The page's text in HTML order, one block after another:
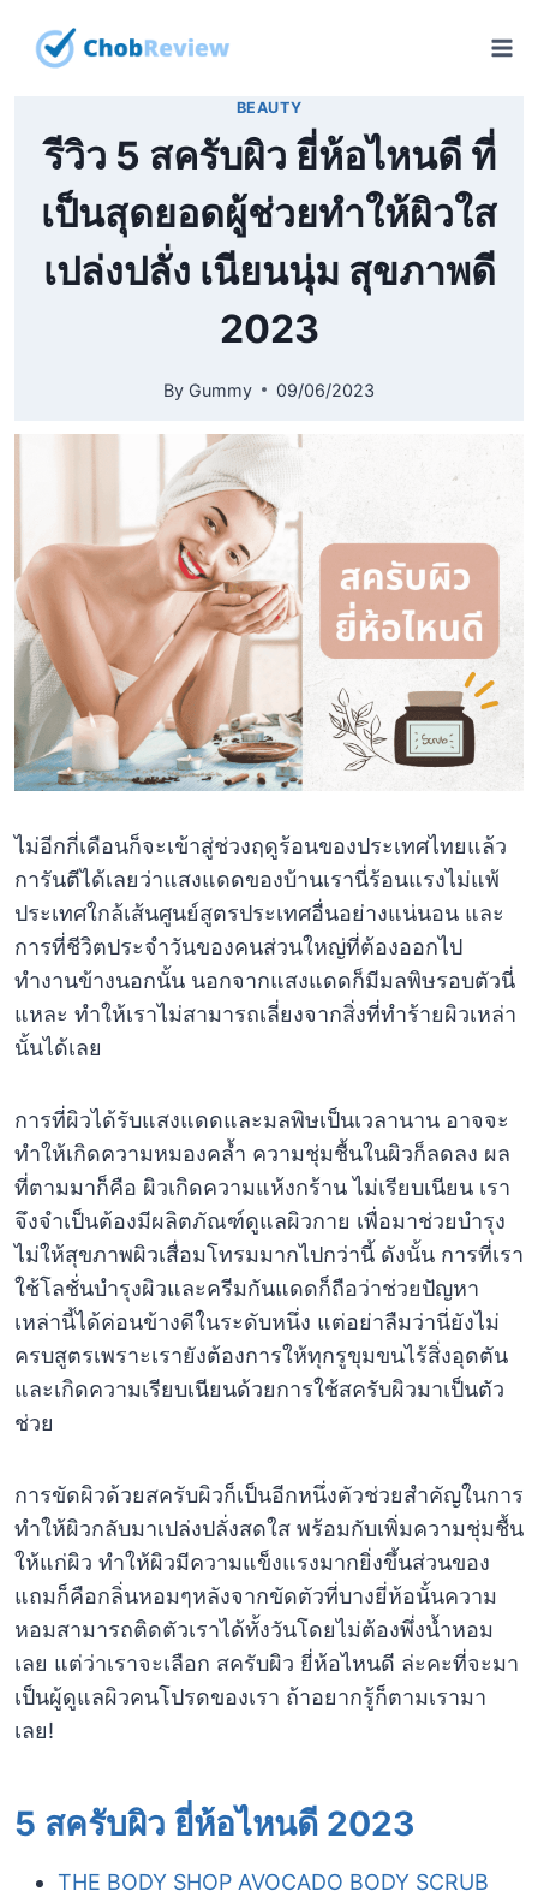
BEAUTY
รีวิว 5 สครับผิว ยี่ห้อไหนดี ที่
เป็นสุดยอดผู้ช่วยทำให้ผิวใส
เปล่งปลั่ง เนียนนุ่ม สุขภาพดี
2023
By Gummy 09/06/2023
ไม่อีกกี่เดือนก็จะเข้าสู่ช่วงฤดูร้อนของประเทศไทยแล้ว
การันตีได้เลยว่าแสงแดดของบ้านเรานี่ร้อนแรงไม่แพ้
ประเทศใกล้เส้นศูนย์สูตรประเทศอื่นอย่างแน่นอน และ
การที่ชีวิตประจำวันของคนส่วนใหญ่ที่ต้องออกไป
ทำงานข้างนอกนั้น นอกจากแสงแดดก็มีมลพิษรอบตัวนี่
แหละ ทำให้เราไม่สามารถเลี่ยงจากสิ่งที่ทำร้ายผิวเหล่า
นั้นได้เลย
การที่ผิวได้รับแสงแดดและมลพิษเป็นเวลานาน อาจจะ
ทำให้เกิดความหมองคล้ำ ความชุ่มชื้นในผิวก็ลดลง ผล
ที่ตามมาก็คือ ผิวเกิดความแห้งกร้าน ไม่เรียบเนียน เรา
จึงจำเป็นต้องมีผลิตภัณฑ์ดูแลผิวกาย เพื่อมาช่วยบำรุง
ไม่ให้สุขภาพผิวเสื่อมโทรมมากไปกว่านี้ ดังนั้น การที่เรา
ใช้โลชั่นบำรุงผิวและครีมกันแดดก็ถือว่าช่วยปัญหา
เหล่านี้ได้ค่อนข้างดีในระดับหนึ่ง แต่อย่าลืมว่านี่ยังไม่
ครบสูตรเพราะเรายังต้องการให้ทุกรูขุมขนไร้สิ่งอุดตัน
และเกิดความเรียบเนียนด้วยการใช้สครับผิวมาเป็นตัว
ช่วย
การขัดผิวด้วยสครับผิวก็เป็นอีกหนึ่งตัวช่วยสำคัญในการ
ทำให้ผิวกลับมาเปล่งปลั่งสดใส พร้อมกับเพิ่มความชุ่มชื้น
ให้แก่ผิว ทำให้ผิวมีความแข็งแรงมากยิ่งขึ้นส่วนของ
แถมก็คือกลิ่นหอมๆหลังจากขัดตัวที่บางยี่ห้อนั้นความ
หอมสามารถติดตัวเราได้ทั้งวันโดยไม่ต้องพึ่งน้ำหอม
เลย แต่ว่าเราจะเลือก สครับผิว ยี่ห้อไหนดี ล่ะคะที่จะมา
เป็นผู้ดูแลผิวคนโปรดของเรา ถ้าอยากรู้ก็ตามเรามา
เลย!
5 สครับผิว ยี่ห้อไหนดี 2023
THE BODY SHOP AVOCADO BODY SCRUB